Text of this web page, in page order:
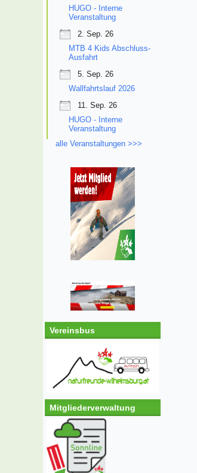
HUGO - Interne
Veranstaltung
2. Sep. 26
MTB 4 Kids Abschluss-
Ausfahrt
5. Sep. 26
Wallfahrtslauf 2026
11. Sep. 26
HUGO - Interne
Veranstaltung
alle Veranstaltungen >>>
Vereinsbus
Mitgliederverwaltung